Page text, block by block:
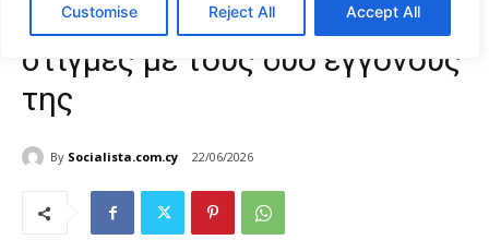
Customise Reject All Accept All
Άννα Βίσση: Οικογενειακές
στιγμές με τους δύο εγγονούς
της
By Socialista.com.cy 22/06/2026